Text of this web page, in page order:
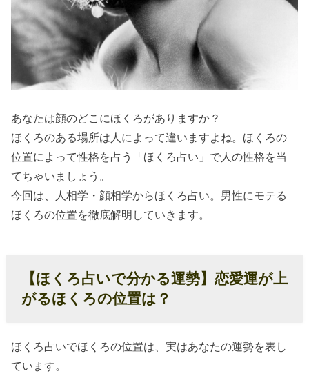
尻にほ
くろが
ある人
の運勢
は？
» ほくろ
占い：
左の目
尻にほ
くろが
ある人
› 【ほくろ占
い】陰の恋愛
運とは？
› 【ほくろ占
あなたは顔のどこにほくろがありますか？
ほくろのある場所は人によって違いますよね。ほくろの
位置によって性格を占う「ほくろ占い」で人の性格を当
てちゃいましょう。
今回は、人相学・顔相学からほくろ占い。男性にモテる
ほくろの位置を徹底解明していきます。
【ほくろ占いで分かる運勢】 恋愛運が上
がるほくろの位置は？
ほくろ占いでほくろの位置は、実はあなたの運勢を表し
ています。